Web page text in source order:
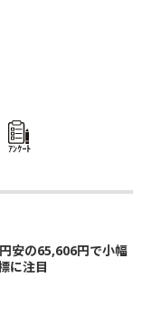
ｱﾝｹｰﾄ
安の65,606円で小幅
に注目